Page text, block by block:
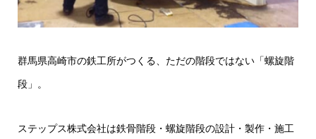
群馬県高崎市の鉄工所がつくる、ただの階段ではない「螺旋階
段」。
ステップス株式会社は鉄骨階段・螺旋階段の設計・製作・施工